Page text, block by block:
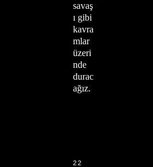
savaş
ı gibi
kavra
mlar
üzeri
nde
durac
ağız.
22